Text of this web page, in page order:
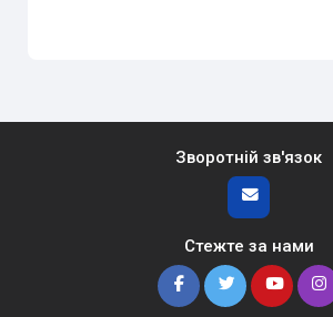
Зворотній зв'язок
Стежте за нами